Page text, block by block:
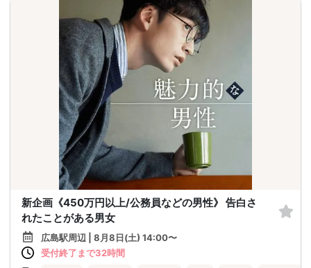
新企画《450万円以上/公務員などの男性》 告白さ
れたことがある男女
広島駅周辺 | 8月8日(土) 14:00〜
受付終了まで32時間